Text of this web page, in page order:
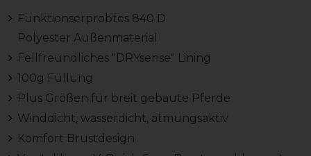
Funktionserprobtes 840 D
Polyester Außenmaterial
Fellfreundliches "DRYsense" Lining
100g Füllung
Plus Größen für breit gebaute Pferde
Winddicht, wasserdicht, atmungsaktiv
Komfort Brustdesign